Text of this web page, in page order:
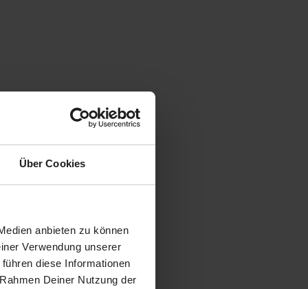
Über Cookies
anbieten zu können
Verwendung unserer
diese Informationen
Deiner Nutzung der